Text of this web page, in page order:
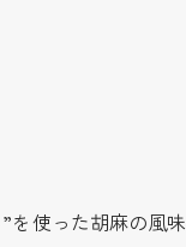
を使った胡麻の風味